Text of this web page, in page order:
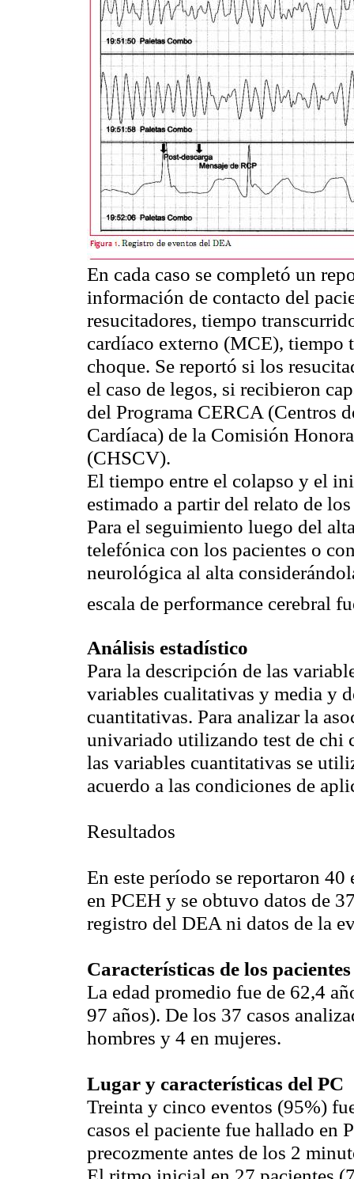
En cada caso se completó un
información de contacto del
resucitadores, tiempo
cardíaco externo (MCE), tiempo
choque. Se reportó si los
el caso de legos, si recibieron
del Programa CERCA (Centros
Cardíaca) de la Comisión
(CHSCV).
El tiempo entre el colapso y el
estimado a partir del relato de
Para el seguimiento luego del
telefónica con los pacientes o
neurológica al alta
escala de performance cerebral
Análisis estadístico
Para la descripción de las
variables cualitativas y media y
cuantitativas. Para analizar la
univariado utilizando test de chi
las variables cuantitativas se
acuerdo a las condiciones de
Resultados
En este período se reportaron
en PCEH y se obtuvo datos de
registro del DEA ni datos de la
Características de los
La edad promedio fue de 62,4
97 años). De los 37 casos
hombres y 4 en mujeres.
Lugar y características del PC
Treinta y cinco eventos (95%)
casos el paciente fue hallado en
precozmente antes de los 2